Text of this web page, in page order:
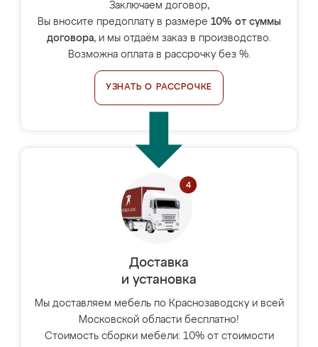
Заключаем договор,
Вы вносите предоплату в размере 10% от суммы
договора, и мы отдаём заказ в производство.
Возможна оплата в рассрочку без %.
УЗНАТЬ О РАССРОЧКЕ
Доставка
и установка
Мы доставляем мебель по Краснозаводску и всей
Московской области бесплатно!
Стоимость сборки мебели: 10% от стоимости